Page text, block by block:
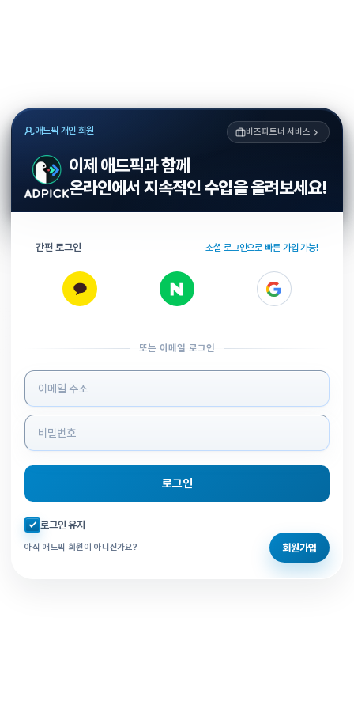
애드픽 개인 회원 비즈파트너 서비스
이제 애드픽과 함께
온라인에서 지속적인 수입을 올려보세요!
간편 로그인 소셜 로그인으로 빠른 가입 가능!
또는 이메일 로그인
로그인 정보 입력
로그인
자동로그인 체크
로그인 유지
아직 애드픽 회원이 아니신가요? 회원가입